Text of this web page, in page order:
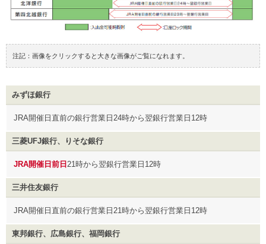
注記： 画像をクリックすると大きな画像がご覧になれます。
みずほ銀行
JRA開催日直前の銀行営業日24時から翌銀行営業日12時
三菱UFJ銀行、りそな銀行
JRA開催日前日 21時から翌銀行営業日12時
三井住友銀行
JRA開催日直前の銀行営業日21時から翌銀行営業日12時
東邦銀行、広島銀行、福岡銀行